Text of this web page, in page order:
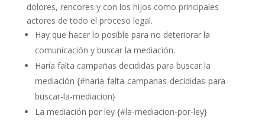
dolores, rencores y con los hijos como principales
actores de todo el proceso legal.
Hay que hacer lo posible para no deteriorar la
comunicación y buscar la mediación.
Haría falta campañas decididas para buscar la
mediación {#haria-falta-campanas-decididas-para-
buscar-la-mediacion}
La mediación por ley {#la-mediacion-por-ley}